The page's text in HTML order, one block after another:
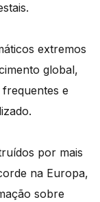
extremos
global,
e
por mais
na Europa,
sobre